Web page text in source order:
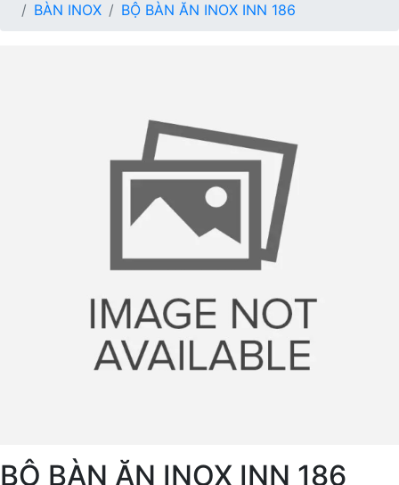
BÀN INOX
BỘ BÀN ĂN INOX INN 186
BỘ BÀN ĂN INOX INN 186